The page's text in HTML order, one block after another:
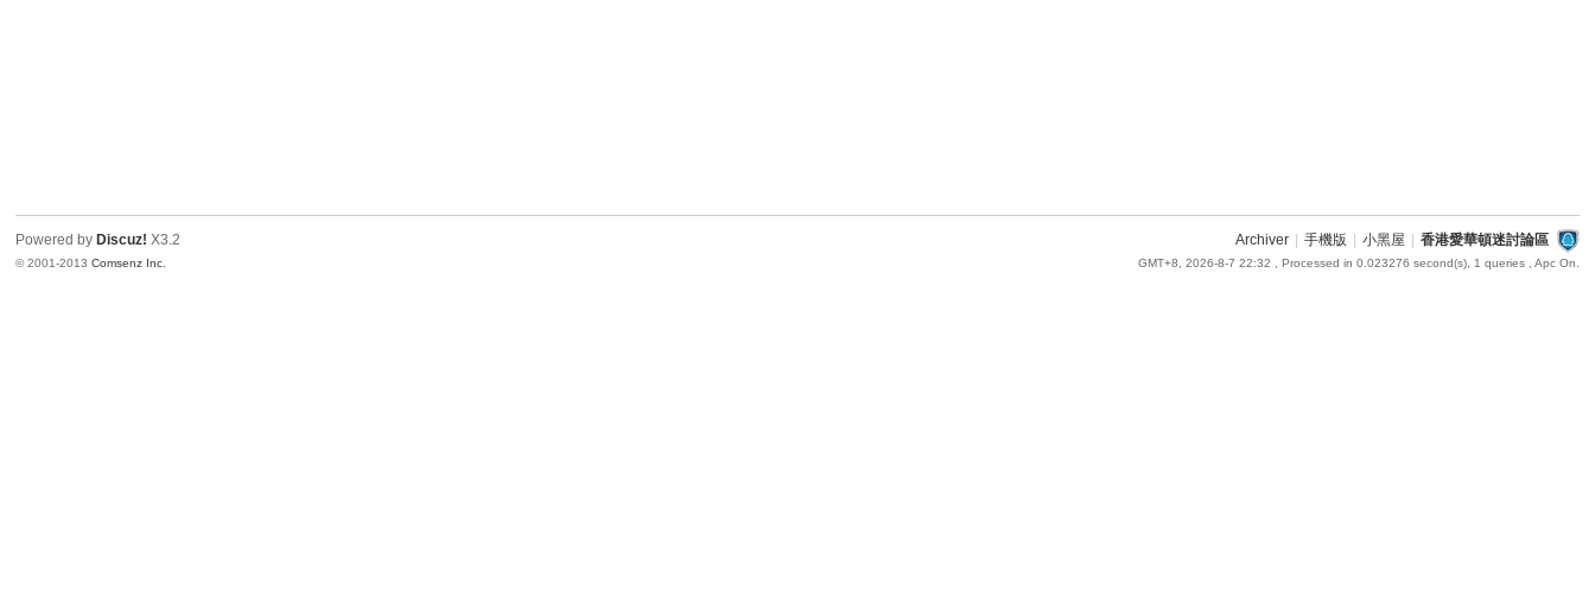
Archiver 手機版 小黑屋 香港愛華頓迷討論區
GMT+8, 2026-8-7 22:32 , Processed in 0.023276 second(s), 1 queries , Apc On.
Powered by Discuz! X3.2
© 2001-2013Comsenz Inc.